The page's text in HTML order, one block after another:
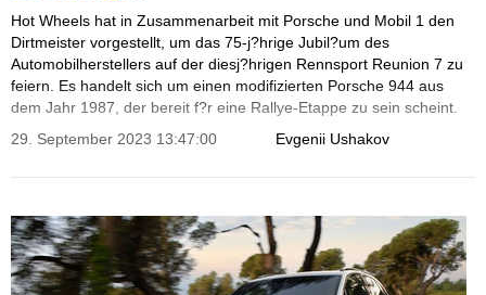
Hot Wheels hat in Zusammenarbeit mit Porsche und Mobil 1 den
Dirtmeister vorgestellt, um das 75-j?hrige Jubil?um des
Automobilherstellers auf der diesj?hrigen Rennsport Reunion 7 zu
feiern. Es handelt sich um einen modifizierten Porsche 944 aus
dem Jahr 1987, der bereit f?r eine Rallye-Etappe zu sein scheint.
Cast-Auto auf Bestellung anbieten.
Evgenii Ushakov
29. September 2023 13:47:00